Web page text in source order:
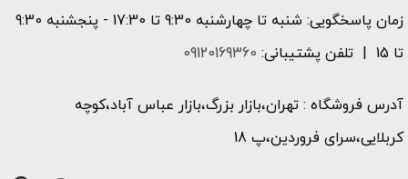
زمان پاسخگویی: شنبه تا چهارشنبه 9:30 تا 17:30 - پنجشنبه 9:30
تا 15 | تلفن پشتیبانی:
09120169360
آدرس فروشگاه : تهران،بازار بزرگ،بازار عباس آباد،کوچه
کربلایی،سرای فروردین،پ 18